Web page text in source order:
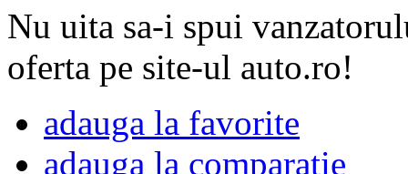
Nu uita sa-i spui
oferta pe site-ul auto.ro!
adauga la favorite
adauga la comparatie